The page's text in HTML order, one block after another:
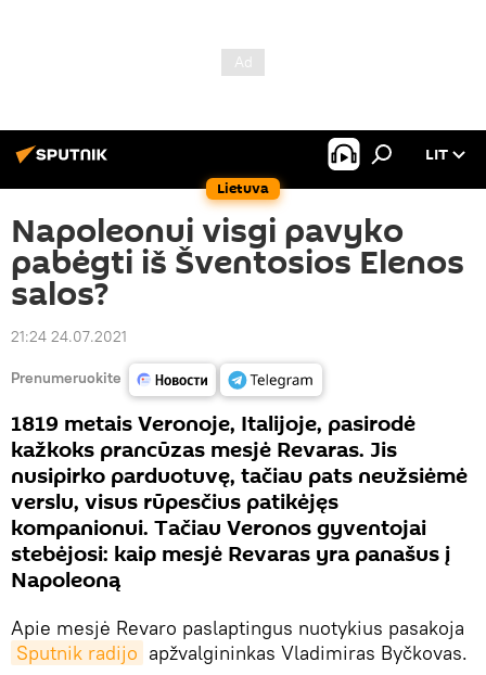
Lietuva
LIT
Napoleonui visgi pavyko
pabėgti iš Šventosios Elenos
salos?
21:24 24.07.2021
Prenumeruokite
1819 metais Veronoje, Italijoje, pasirodė
kažkoks prancūzas mesjė Revaras. Jis
nusipirko parduotuvę, tačiau pats neužsiėmė
verslu, visus rūpesčius patikėjęs
kompanionui. Tačiau Veronos gyventojai
stebėjosi: kaip mesjė Revaras yra panašus į
Napoleoną
Apie mesjė Revaro paslaptingus nuotykius pasakoja
Sputnik radijo apžvalgininkas Vladimiras Byčkovas.